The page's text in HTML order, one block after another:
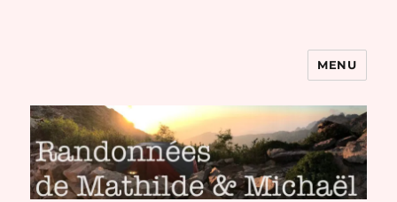
Randonnées de Mathilde et
Michaël
MENU